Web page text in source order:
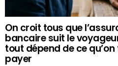
On croit tous que
bancaire suit le
tout dépend de ce
payer